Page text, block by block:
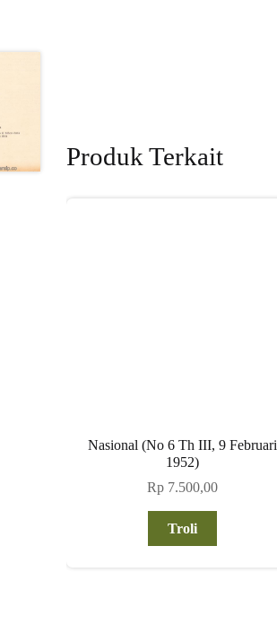
Produk Terkait
Nasional (No 6 Th III, 9 Februari
1952)
Rp 7.500,00
Troli